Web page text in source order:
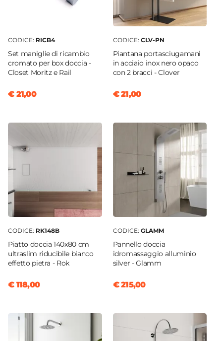
CODICE: RICB4
Set maniglie di ricambio
cromato per box doccia -
Closet Moritz e Rail
€ 21,00
CODICE: CLV-PN
Piantana portasciugamani
in acciaio inox nero opaco
con 2 bracci - Clover
€ 21,00
CODICE: RK148B
Piatto doccia 140x80 cm
ultraslim riducibile bianco
effetto pietra - Rok
€ 118,00
CODICE: GLAMM
Pannello doccia
idromassaggio alluminio
silver - Glamm
€ 215,00